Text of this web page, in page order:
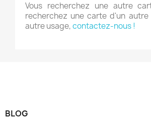
Vous recherchez une autre
recherchez une carte d'un
autre usage,contactez-nous !
BLOG